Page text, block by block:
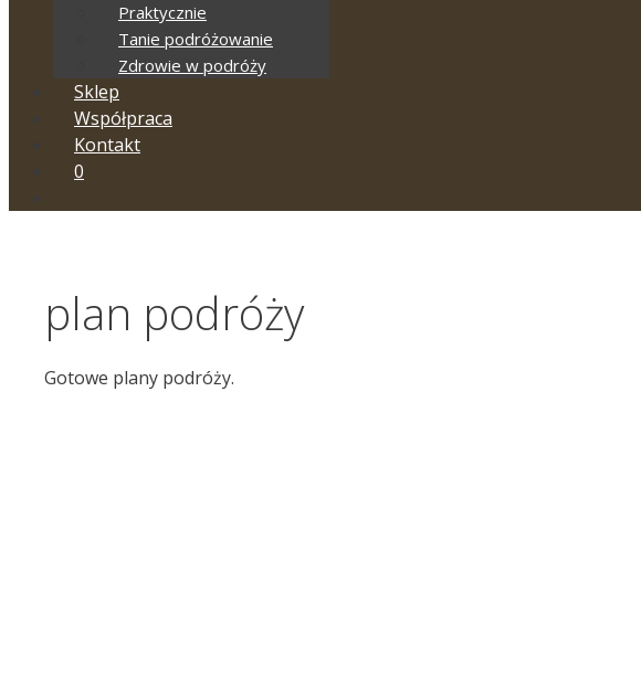
Praktycznie
Tanie podróżowanie
Zdrowie w podróży
Sklep
Współpraca
Kontakt
0
plan podróży
Gotowe plany podróży.